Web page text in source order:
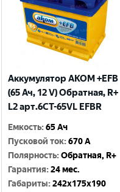
Аккумулятор AKOM +EFB
(65 Ач, 12 V) Обратная, R+
L2 арт.6CT-65VL EFBR
Емкость:65 Ач
Пусковой ток:670 A
Полярность:Обратная, R+
Гарантия:24 мес.
Габариты:242x175x190